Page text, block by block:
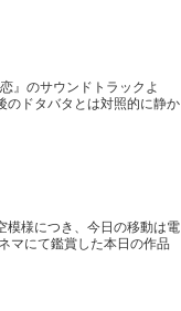
』のサウンドトラックよ
のドタバタとは対照的に静か
模様につき、今日の移動は電
マにて鑑賞した本日の作品